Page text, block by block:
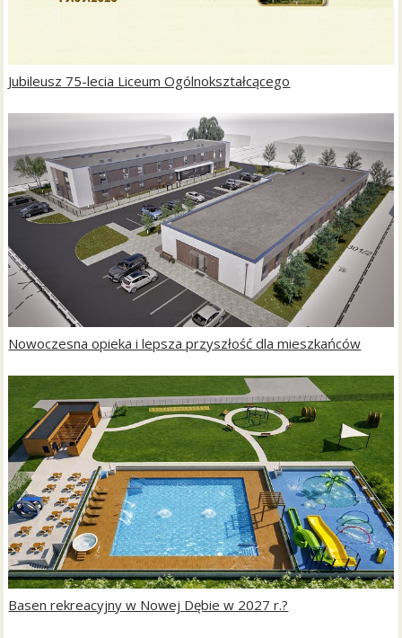
Jubileusz 75-lecia Liceum Ogólnokształcącego
Nowoczesna opieka i lepsza przyszłość dla mieszkańców
Basen rekreacyjny w Nowej Dębie w 2027 r.?